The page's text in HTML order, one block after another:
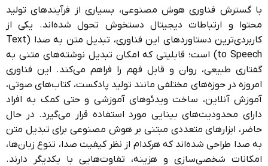
با گسترش فناوری هوش مصنوعی، بسیاری از فرآیندهای تولید
محتوا و ارتباطات دیجیتال دستخوش تحول شده‌اند. یکی از
کاربردی‌ترین دستاوردهای این فناوری، تبدیل متن به صدا (Text
to Speech) است؛ قابلیتی که امکان تبدیل نوشته‌های متنی به
گفتاری طبیعی، روان و قابل فهم را فراهم می‌کند. این فناوری
امروزه در حوزه‌های مختلفی مانند تولید پادکست، کتاب‌های صوتی،
آموزش آنلاین، ساخت ویدئوهای آموزشی و حتی کمک به افراد
دارای محدودیت‌های بینایی مورد استفاده قرار می‌گیرد. در حال
حاضر، ابزارهای متعددی مبتنی بر هوش مصنوعی برای تبدیل متن
به صدا طراحی شده‌اند که هرکدام از نظر کیفیت صدا، تنوع زبان‌ها،
امکانات شخصی‌سازی و هزینه، تفاوت‌هایی با یکدیگر دارند.